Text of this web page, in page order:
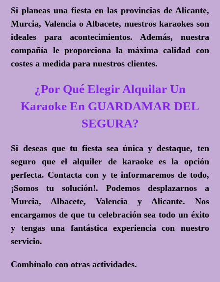
Si planeas una fiesta en las provincias de Alicante,
Murcia, Valencia o Albacete, nuestros karaokes son
ideales para acontecimientos. Además, nuestra
compañía le proporciona la máxima calidad con
costes a medida para nuestros clientes.
¿Por Qué Elegir Alquilar Un
Karaoke En GUARDAMAR DEL
SEGURA?
Si deseas que tu fiesta sea única y destaque, ten
seguro que el alquiler de karaoke es la opción
perfecta. Contacta con y te informaremos de todo,
¡Somos tu solución!. Podemos desplazarnos a
Murcia, Albacete, Valencia y Alicante. Nos
encargamos de que tu celebración sea todo un éxito
y tengas una fantástica experiencia con nuestro
servicio.
Combínalo con otras actividades.